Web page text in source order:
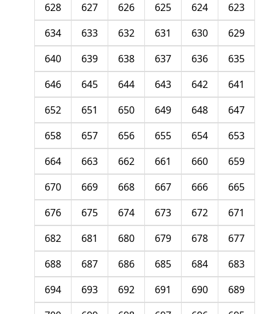
623
624
625
626
627
628
629
630
631
632
633
634
635
636
637
638
639
640
641
642
643
644
645
646
647
648
649
650
651
652
653
654
655
656
657
658
659
660
661
662
663
664
665
666
667
668
669
670
671
672
673
674
675
676
677
678
679
680
681
682
683
684
685
686
687
688
689
690
691
692
693
694